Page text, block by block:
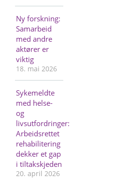
Ny forskning:
Samarbeid
med andre
aktører er
viktig
18. mai 2026
Sykemeldte
med helse-
og
livsutfordringer:
Arbeidsrettet
rehabilitering
dekker et gap
i tiltakskjeden
20. april 2026